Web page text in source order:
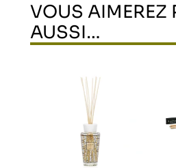
VOUS AIMEREZ
AUSSI…